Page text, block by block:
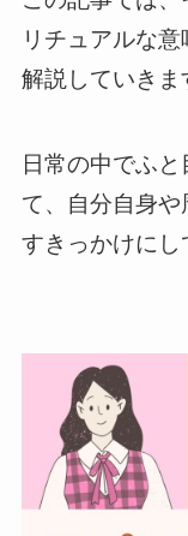
リチュアルな
解説していきま
日常の中でふ
て、自分自身
すきっかけにし